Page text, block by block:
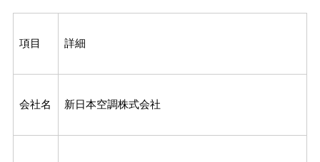
項目 詳細
会社名 新日本空調株式会社